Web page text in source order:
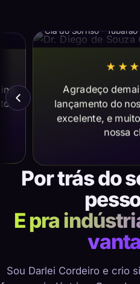
Cia do Sorriso · Tubarão
Agradeço
lançamento do
excelente, e
nossa
Por trás do
E pra
Sou Darlei Cordeiro e crio